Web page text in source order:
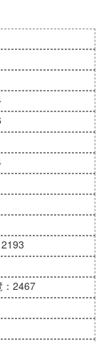
敏感，所以對
臉上的油脂會
觸，正是細菌
觀，而且容易
要清洗一次粉
，洗後用面巾
專業清潔劑進
高的以底妝為
此底妝工具更
，噴灑於日常
凈即可。
負擔，所以在
滋潤的保養
吸收，選擇
敏感肌膚。
：2467